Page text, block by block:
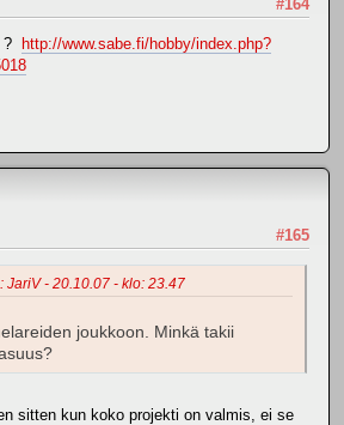
#164
?
http://www.sabe.fi/hobby/index.php?
#165
JariV - 20.10.07 - klo: 23.47
joukkoon. Minkä takii
sitten kun koko projekti on valmis, ei se